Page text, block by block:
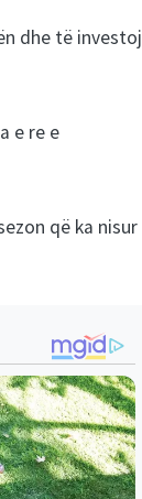
dhe të
e re e
që ka nisur